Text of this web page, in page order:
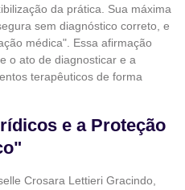
da prática. Sua máxima
sem diagnóstico correto, e
médica". Essa afirmação
o ato de diagnosticar e a
terapêuticos de forma
e a Proteção
Crosara Lettieri Gracindo,